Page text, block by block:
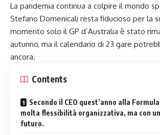
La pandemia continua a colpire il mondo
Stefano Domenicali resta fiducioso per la
momento solo il GP d’Australia è stato
autunno, ma il calendario di 23 gare
ancora.
Contents
Secondo il CEO quest’anno alla
molta flessibilità organizzativa, ma con
futuro.